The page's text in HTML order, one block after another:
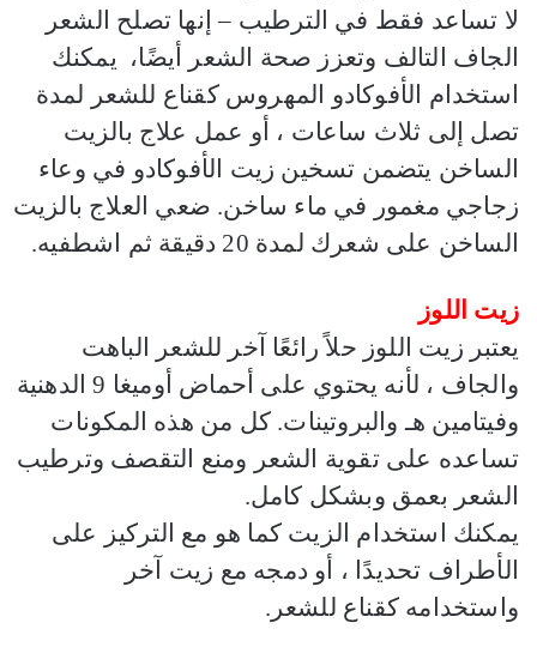
لا تساعد فقط في الترطيب – إنها تصلح الشعر
الجاف التالف وتعزز صحة الشعر أيضًا، يمكنك
استخدام الأفوكادو المهروس كقناع للشعر لمدة
تصل إلى ثلاث ساعات ، أو عمل علاج بالزيت
الساخن يتضمن تسخين زيت الأفوكادو في وعاء
زجاجي مغمور في ماء ساخن. ضعي العلاج بالزيت
الساخن على شعرك لمدة 20 دقيقة ثم اشطفيه.
زيت اللوز
يعتبر زيت اللوز حلاً رائعًا آخر للشعر الباهت
والجاف ، لأنه يحتوي على أحماض أوميغا 9 الدهنية
وفيتامين هـ والبروتينات. كل من هذه المكونات
تساعده على تقوية الشعر ومنع التقصف وترطيب
الشعر بعمق وبشكل كامل.
يمكنك استخدام الزيت كما هو مع التركيز على
الأطراف تحديدًا ، أو دمجه مع زيت آخر
واستخدامه كقناع للشعر.